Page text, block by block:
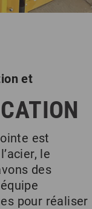
et
est
le
des
pour réaliser